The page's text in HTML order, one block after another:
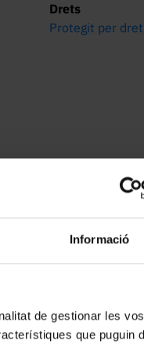
Informació
de gestionar les
que puguin
11,
Drets
Protegit per